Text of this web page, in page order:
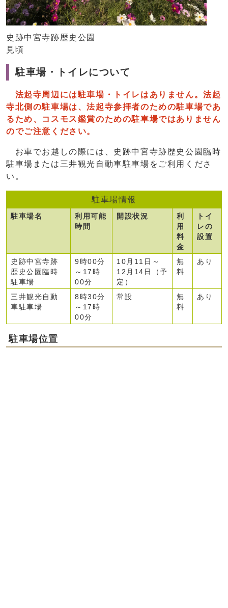
史跡中宮寺跡歴史公園
見頃
駐車場・トイレについて
法起寺周辺には駐車場・トイレはありません。法起
寺北側の駐車場は、法起寺参拝者のための駐車場であ
るため、コスモス鑑賞のための駐車場ではありません
のでご注意ください。
お車でお越しの際には、史跡中宮寺跡歴史公園臨時
駐車場または三井観光自動車駐車場をご利用くださ
い。
駐車場情報
駐車場名
利用可能
時間
開設状況
利
用
料
金
トイ
レの
設置
史跡中宮寺跡
歴史公園臨時
駐車場
9時00分
～17時
00分
10月11日～
12月14日（予
定）
無
料
あり
三井観光自動
車駐車場
8時30分
～17時
00分
常設
無
料
あり
駐車場位置